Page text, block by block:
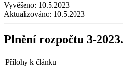
Vyvěšeno: 10.5.2023
Aktualizováno: 10.5.2023
Plnění rozpočtu 3-2023.
Přílohy k článku